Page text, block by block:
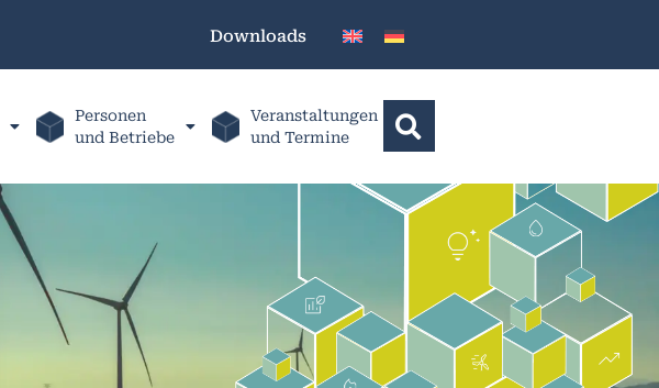
Downloads
Personen
und Betriebe
Veranstaltungen
und Termine